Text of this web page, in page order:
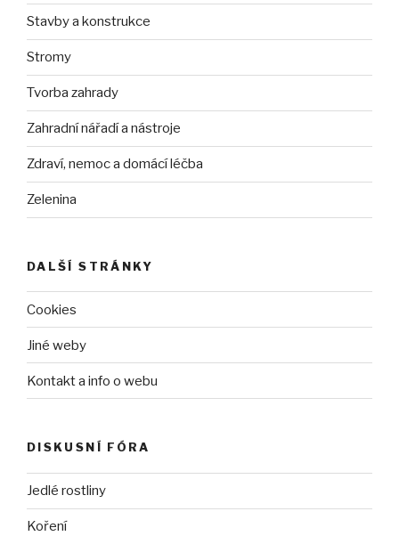
Stavby a konstrukce
Stromy
Tvorba zahrady
Zahradní nářadí a nástroje
Zdraví, nemoc a domácí léčba
Zelenina
DALŠÍ STRÁNKY
Cookies
Jiné weby
Kontakt a info o webu
DISKUSNÍ FÓRA
Jedlé rostliny
Koření